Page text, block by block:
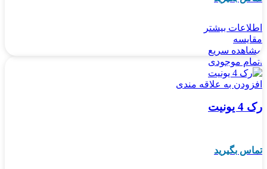
اطلاعات بیشتر
مقایسه
مشاهده سریع
اتمام موجودی
افزودن به علاقه مندی
رک 4 یونیت
تماس بگیرید